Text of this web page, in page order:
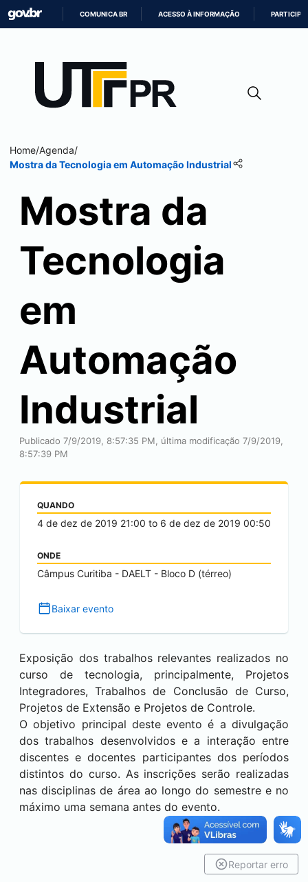
CONTEÚDO
COMUNICA BR ACESSO À INFORMAÇÃO PARTICIPE
Home/Agenda/
Mostra da Tecnologia em Automação Industrial
Mostra da
Tecnologia
em
Automação
Industrial
Publicado 7/9/2019, 8:57:35 PM, última modificação 7/9/2019,
8:57:39 PM
QUANDO
4 de dez de 2019 21:00 to 6 de dez de 2019 00:50
ONDE
Câmpus Curitiba - DAELT - Bloco D (térreo)
Baixar evento
Exposição dos trabalhos relevantes realizados no
curso de tecnologia, principalmente, Projetos
Integradores, Trabalhos de Conclusão de Curso,
Projetos de Extensão e Projetos de Controle.
O objetivo principal deste evento é a divulgação
dos trabalhos desenvolvidos e a interação entre
discentes e docentes participantes dos períodos
distintos do curso. As inscrições serão realizadas
nas disciplinas de área ao longo do semestre e no
máximo uma semana antes do evento.
Reportar erro